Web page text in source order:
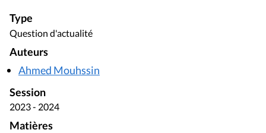
Type
Question d'actualité
Auteurs
Ahmed Mouhssin
Session
2023 - 2024
Matières